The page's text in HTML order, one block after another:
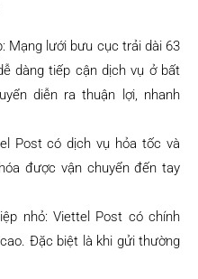
Mạng lưới bưu cục trải dài 63
dàng tiếp cận dịch vụ ở bất
diễn ra thuận lợi, nhanh
Post có dịch vụ hỏa tốc và
được vận chuyển đến tay
nhỏ: Viettel Post có chính
Đặc biệt là khi gửi thường